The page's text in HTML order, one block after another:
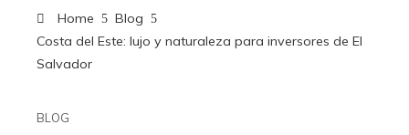
Home
Blog
Costa del Este: lujo y naturaleza para inversores de El
Salvador
BLOG